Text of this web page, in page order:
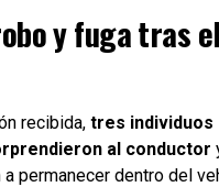
por intento de robo
de una banda de
y fuga tras el
recibida, tres individuos
al conductor
permanecer dentro del